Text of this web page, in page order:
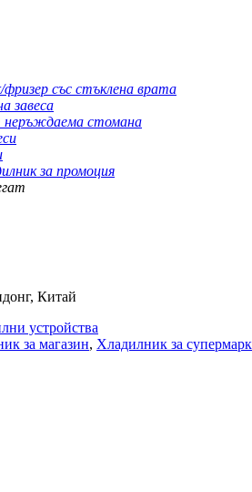
фризер със стъклена врата
завеса
неръждаема стомана
за промоция
Китай
устройства
за магазин, Хладилник за